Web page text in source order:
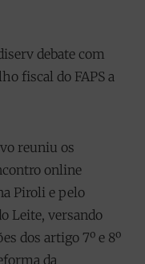
debate com
fiscal do FAPS a
reuniu os
online
Piroli e pelo
Leite, versando
dos artigo 7º e 8º
da